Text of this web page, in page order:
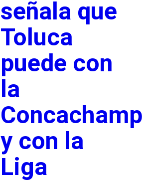
señala que
Toluca
puede con
la
y con la
Liga